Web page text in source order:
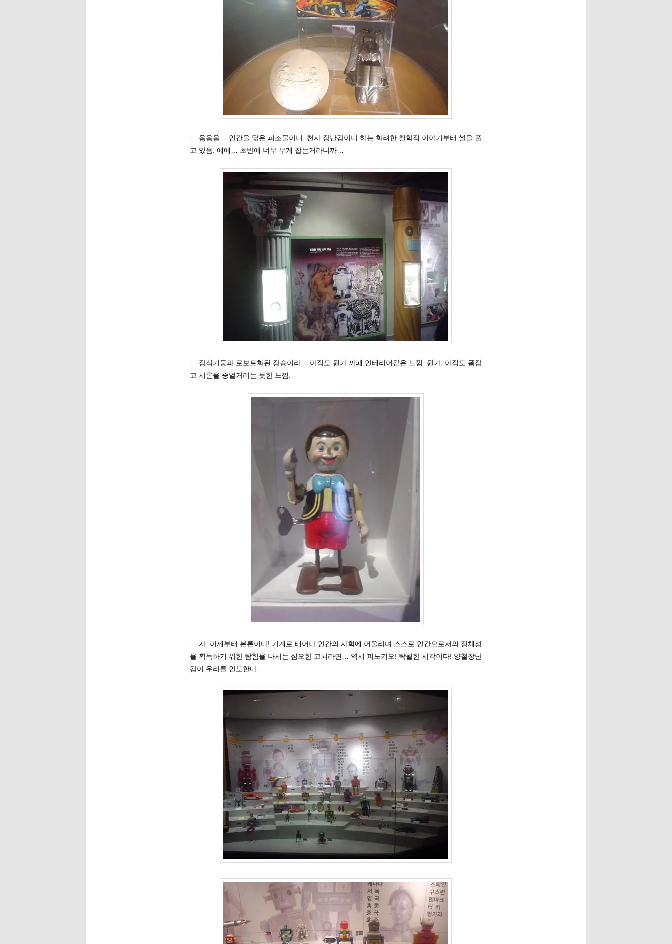
… 음음음… 인간을 닮은 피조물이니, 천사 장난감이니 하는 화려한 철학적 이야기부터 썰을 풀
고 있음. 에에… 초반에 너무 무게 잡는거라니까…
… 장식기둥과 로보트화된 장승이라… 아직도 뭔가 까페 인테리어같은 느낌. 뭔가, 아직도 폼잡
고 서론을 중얼거리는 듯한 느낌.
… 자, 이제부터 본론이다! 기계로 태어나 인간의 사회에 어울리며 스스로 인간으로서의 정체성
을 획득하기 위한 탐험을 나서는 심오한 고뇌라면… 역시 피노키오! 탁월한 시각이다! 양철장난
감이 우리를 인도한다.